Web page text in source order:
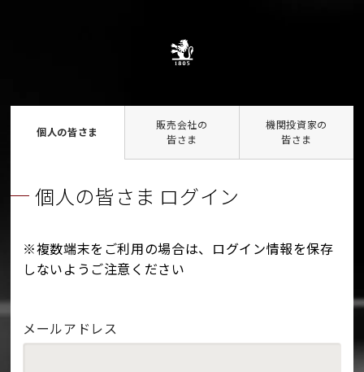
個人の皆さま
販売会社の
皆さま
機関投資家の
皆さま
個人の皆さま ログイン
※複数端末をご利用の場合は、ログイン情報を保存
しないようご注意ください
メールアドレス